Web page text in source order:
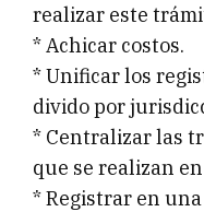
realizar este
* Achicar costos.
* Unificar los
divido por
* Centralizar las
que se realizan
* Registrar en